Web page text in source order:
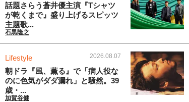
話題さらう蒼井優主演『Tシャツ
が乾くまで』盛り上げるスピッツ
主題歌...
石黒隆之
Lifestyle 2026.08.07
朝ドラ『風、薫る』で「病人役な
のに色気がダダ漏れ」と騒然。39
歳・...
加賀谷健